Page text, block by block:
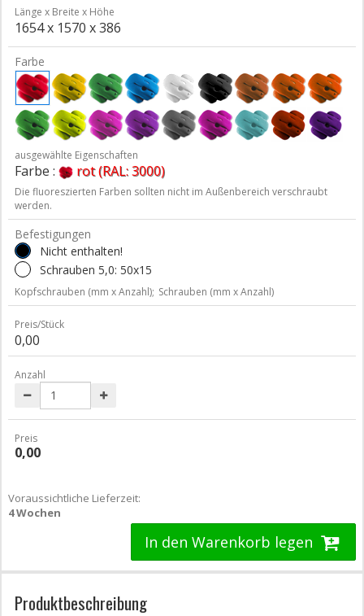
Länge x Breite x Höhe
1654 x 1570 x 386
Farbe
ausgewählte Eigenschaften
Farbe : rot (RAL: 3000)
Die fluoreszierten Farben sollten nicht im Außenbereich verschraubt
werden.
Befestigungen
Nicht enthalten!
Schrauben 5,0: 50x15
Kopfschrauben (mm x Anzahl); Schrauben (mm x Anzahl)
Preis/Stück
0,00
Anzahl
Preis
0,00
Voraussichtliche Lieferzeit:
4 Wochen
In den Warenkorb legen
Produktbeschreibung